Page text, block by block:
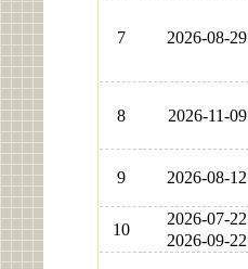
7 2026-08-29
8 2026-11-09
9 2026-08-12
10
2026-07-22
2026-09-22